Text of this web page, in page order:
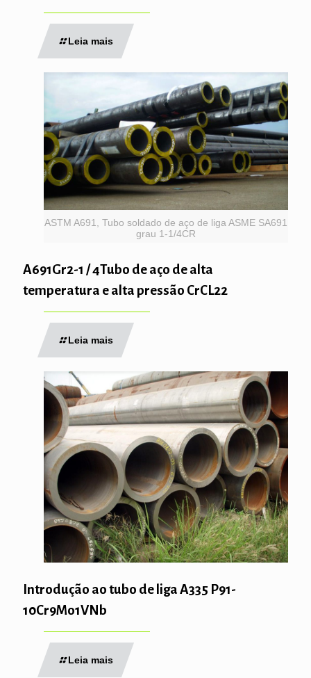
Leia mais
ASTM A691, Tubo soldado de aço de liga ASME SA691
grau 1-1/4CR
A691Gr2-1 / 4Tubo de aço de alta
temperatura e alta pressão CrCL22
Leia mais
Introdução ao tubo de liga A335 P91-
10Cr9Mo1VNb
Leia mais